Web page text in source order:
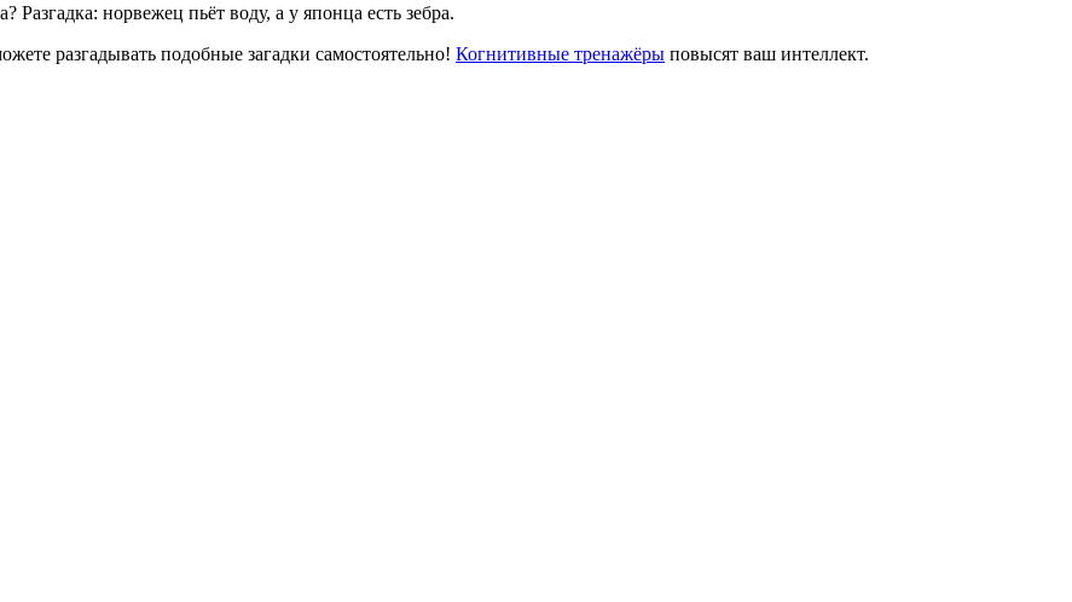
Разгадка: норвежец пьёт воду, а у японца есть зебра.
разгадывать подобные загадки самостоятельно! Когнитивные тренажёры повысят ваш интеллект.